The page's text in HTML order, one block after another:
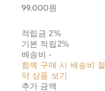
99,000원
적립금 2%
기본 적립 2%
배송비-
함께 구매 시 배송비 절
약 상품 보기
추가 금액